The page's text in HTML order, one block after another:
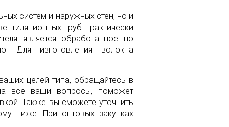
систем и наружных стен, но и
труб практически
является обработанное по
Для изготовления волокна
целей типа, обращайтесь в
все ваши вопросы, поможет
Также вы сможете уточнить
ниже. При оптовых закупках